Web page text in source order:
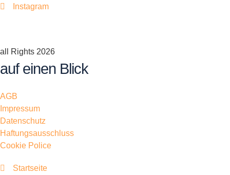
Instagram
all Rights 2026
auf einen Blick
AGB
Impressum
Datenschutz
Haftungsausschluss
Cookie Police
Startseite